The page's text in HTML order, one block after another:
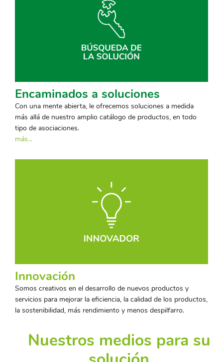
Encaminados a soluciones
Con una mente abierta, le ofrecemos soluciones a medida
más allá de nuestro amplio catálogo de productos, en todo
tipo de asociaciones.
más...
Innovación
Somos creativos en el desarrollo de nuevos productos y
servicios para mejorar la eficiencia, la calidad de los productos,
la sostenibilidad, más rendimiento y menos despilfarro.
Nuestros medios para su